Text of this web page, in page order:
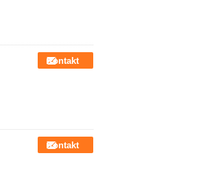
Kontakt
Kontakt